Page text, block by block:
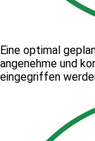
Eine optimal
angenehme und
eingegriffen